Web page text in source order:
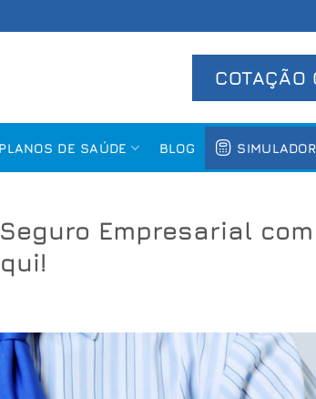
COTAÇÃO
PLANOS DE SAÚDE BLOG
Empresarial